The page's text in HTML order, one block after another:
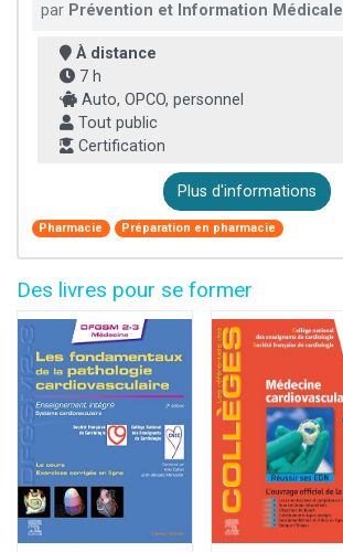
par Prévention et Information Médicale
À distance
7 h
Auto, OPCO, personnel
Tout public
Certification
Plus d'informations
Pharmacie Préparation en pharmacie
Des livres pour se former